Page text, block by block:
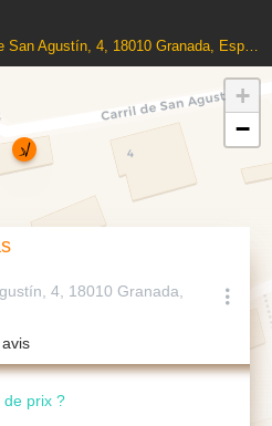
Espagnol - Carril de San Agustín, 4, 18010 Granada, Espagne
4, 18010 Granada,
de prix ?
+
−